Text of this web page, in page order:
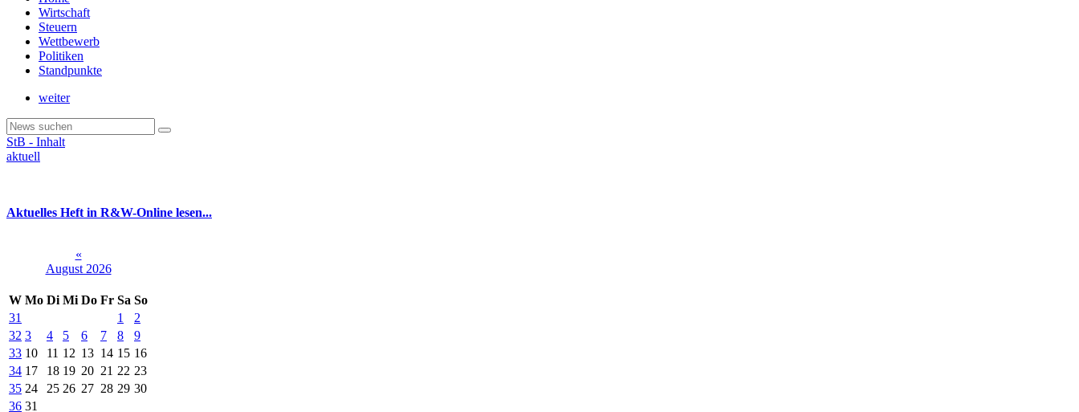
Wirtschaft
Steuern
Wettbewerb
Politiken
Standpunkte
weiter
StB - Inhalt
aktuell
Aktuelles Heft in R&W-Online lesen...
«
August 2026
W Mo Di Mi Do Fr Sa So
31
1
2
32 3 4 5 6 7 8
9
33 10 11 12 13 14 15 16
34 17 18 19 20 21 22 23
35 24 25 26 27 28 29 30
36 31